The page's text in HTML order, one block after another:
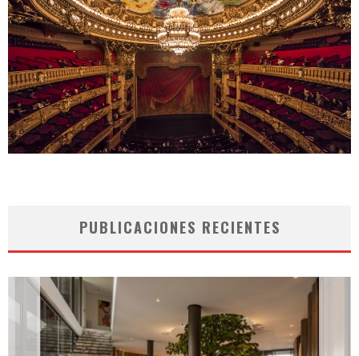
ADRIANA HOYOS DESIGN STUDIO – Especial Interiorismo & Decoración 2026
PUBLICACIONES RECIENTES